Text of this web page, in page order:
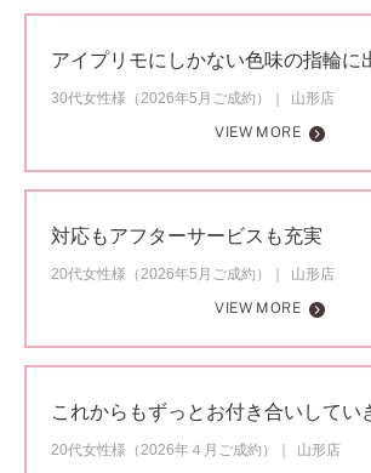
アイプリモにしかない色味の指輪に
30代女性様（2026年5月ご成約）
山形店
VIEW MORE
対応もアフターサービスも充実
20代女性様（2026年5月ご成約）
山形店
VIEW MORE
これからもずっとお付き合いしてい
20代女性様（2026年４月ご成約）
山形店